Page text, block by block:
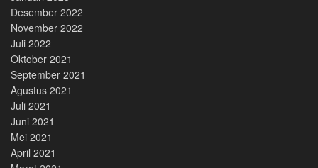
Desember 2022
November 2022
Juli 2022
Oktober 2021
September 2021
Agustus 2021
Juli 2021
Juni 2021
Mei 2021
April 2021